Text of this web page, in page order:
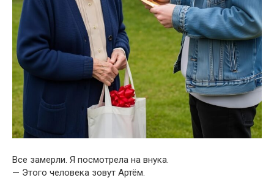
Все замерли. Я посмотрела на внука.
— Этого человека зовут Артём.